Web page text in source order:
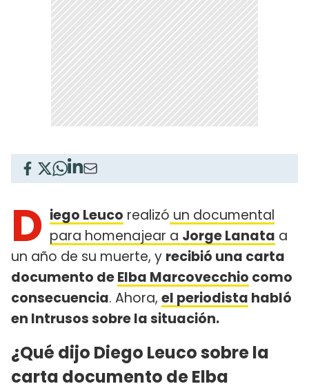
D iego Leuco realizó un documental
para homenajear a Jorge Lanata a
un año de su muerte, y recibió una carta
documento deElba Marcovecchio como
consecuencia. Ahora, el periodista habló
en Intrusos sobre la situación.
¿Qué dijo Diego Leuco sobre la
carta documento de Elba